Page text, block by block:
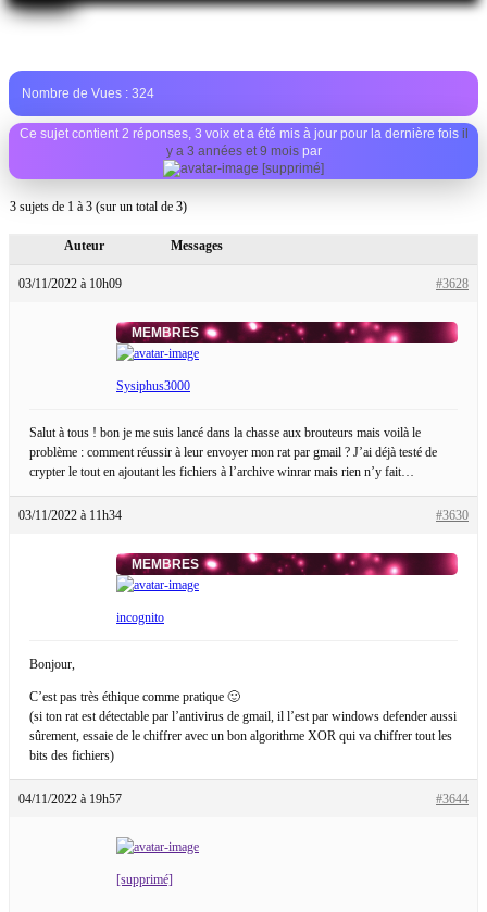
Nombre de Vues : 324
Ce sujet contient 2 réponses, 3 voix et a été mis à jour pour la dernière fois il
y a 3 années et 9 moispar
[supprimé]
3 sujets de 1 à 3 (sur un total de 3)
Auteur Messages
03/11/2022 à 10h09 #3628
MEMBRES
Sysiphus3000
Salut à tous ! bon je me suis lancé dans la chasse aux brouteurs mais voilà le
problème : comment réussir à leur envoyer mon rat par gmail ? J’ai déjà testé de
crypter le tout en ajoutant les fichiers à l’archive winrar mais rien n’y fait…
03/11/2022 à 11h34 #3630
MEMBRES
incognito
Bonjour,
C’est pas très éthique comme pratique 🙂
(si ton rat est détectable par l’antivirus de gmail, il l’est par windows defender aussi
sûrement, essaie de le chiffrer avec un bon algorithme XOR qui va chiffrer tout les
bits des fichiers)
04/11/2022 à 19h57 #3644
[supprimé]